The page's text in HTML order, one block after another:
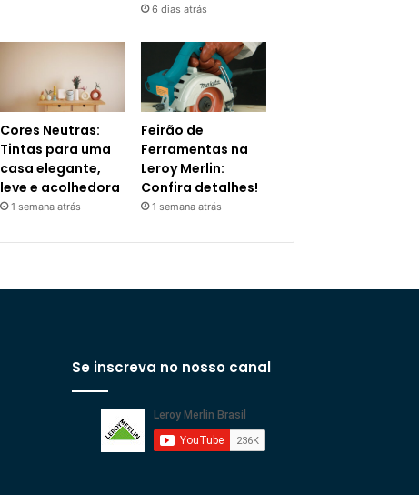
6 dias atrás
Cores Neutras:
Tintas para uma
casa elegante,
leve e acolhedora
1 semana atrás
Feirão de
Ferramentas na
Leroy Merlin:
Confira detalhes!
1 semana atrás
Se inscreva no nosso canal